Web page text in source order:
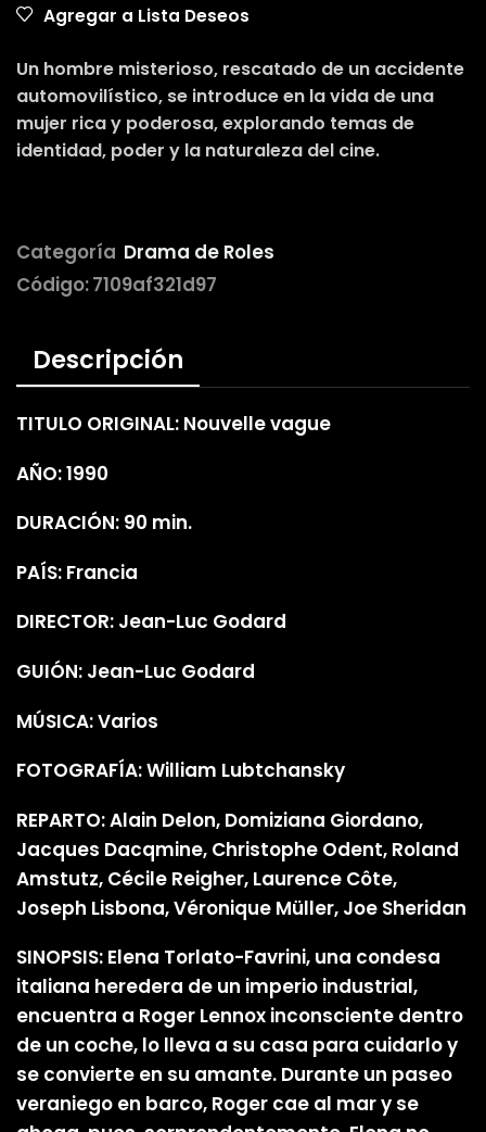
Agregar a Lista Deseos
Un hombre misterioso, rescatado de un accidente
automovilístico, se introduce en la vida de una
mujer rica y poderosa, explorando temas de
identidad, poder y la naturaleza del cine.
Categoría Drama de Roles
Código:7109af321d97
Descripción
TITULO ORIGINAL: Nouvelle vague
AÑO: 1990
DURACIÓN: 90 min.
PAÍS: Francia
DIRECTOR: Jean-Luc Godard
GUIÓN: Jean-Luc Godard
MÚSICA: Varios
FOTOGRAFÍA: William Lubtchansky
REPARTO: Alain Delon, Domiziana Giordano,
Jacques Dacqmine, Christophe Odent, Roland
Amstutz, Cécile Reigher, Laurence Côte,
Joseph Lisbona, Véronique Müller, Joe Sheridan
SINOPSIS: Elena Torlato-Favrini, una condesa
italiana heredera de un imperio industrial,
encuentra a Roger Lennox inconsciente dentro
de un coche, lo lleva a su casa para cuidarlo y
se convierte en su amante. Durante un paseo
veraniego en barco, Roger cae al mar y se